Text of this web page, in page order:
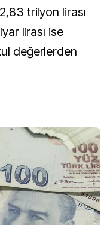
trilyon lirası
lirası ise
değerlerden